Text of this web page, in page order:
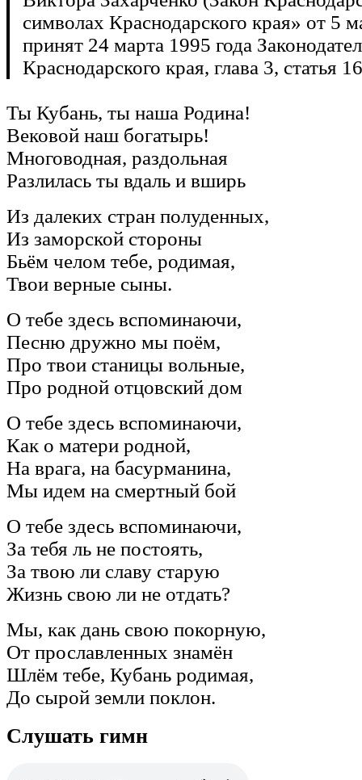
символах Краснодарского края» от 5
принят 24 марта 1995 года
Краснодарского края, глава 3, статья
Ты Кубань, ты наша Родина!
Вековой наш богатырь!
Многоводная, раздольная
Разлилась ты вдаль и вширь
Из далеких стран полуденных,
Из заморской стороны
Бьём челом тебе, родимая,
Твои верные сыны.
О тебе здесь вспоминаючи,
Песню дружно мы поём,
Про твои станицы вольные,
Про родной отцовский дом
О тебе здесь вспоминаючи,
Как о матери родной,
На врага, на басурманина,
Мы идем на смертный бой
О тебе здесь вспоминаючи,
За тебя ль не постоять,
За твою ли славу старую
Жизнь свою ли не отдать?
Мы, как дань свою покорную,
От прославленных знамён
Шлём тебе, Кубань родимая,
До сырой земли поклон.
Слушать гимн